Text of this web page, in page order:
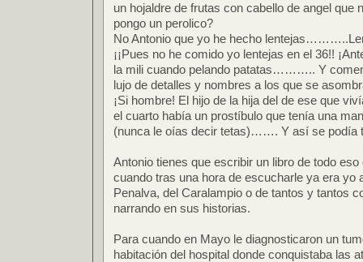
un hojaldre de frutas con cabello de angel que
pongo un perolico?
No Antonio que yo he hecho
¡¡Pues no he comido yo lentejas en el 36!!
la mili cuando pelando patatas……….. Y
lujo de detalles y nombres a los que se
¡Si hombre! El hijo de la hija del de ese que
el cuarto había un prostíbulo que tenía una
(nunca le oías decir tetas)……. Y así se podía
Antonio tienes que escribir un libro de todo
cuando tras una hora de escucharle ya era yo
Penalva, del Caralampio o de tantos y tantos
narrando en sus historias.
Para cuando en Mayo le diagnosticaron un
habitación del hospital donde conquistaba las